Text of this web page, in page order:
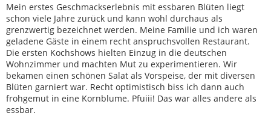
Mein erstes Geschmackserlebnis mit essbaren Blüten liegt
schon viele Jahre zurück und kann wohl durchaus als
grenzwertig bezeichnet werden. Meine Familie und ich waren
geladene Gäste in einem recht anspruchsvollen Restaurant.
Die ersten Kochshows hielten Einzug in die deutschen
Wohnzimmer und machten Mut zu experimentieren. Wir
bekamen einen schönen Salat als Vorspeise, der mit diversen
Blüten garniert war. Recht optimistisch biss ich dann auch
frohgemut in eine Kornblume. Pfuiii! Das war alles andere als
essbar.